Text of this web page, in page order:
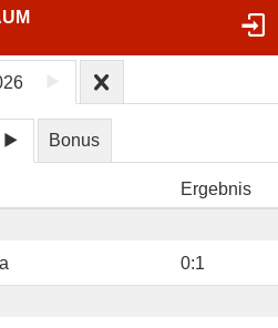
Bonus
Ergebnis
0:1